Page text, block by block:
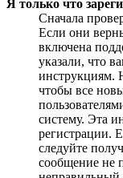
Я только что
Сначала
Если они
включена
указали, что
инструкциям.
чтобы все
систему. Эта
регистрации.
следуйте
сообщение не